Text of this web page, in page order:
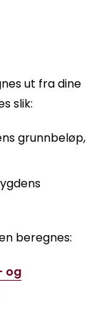
ut fra dine
slik:
grunnbeløp,
beregnes:
og